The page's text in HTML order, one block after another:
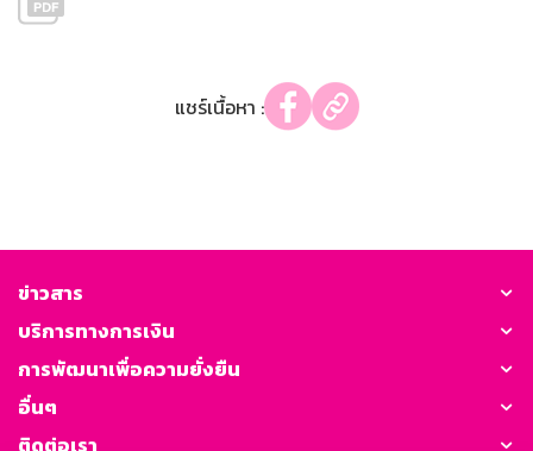
แชร์เนื้อหา :
ข่าวสาร
บริการทางการเงิน
การพัฒนาเพื่อความยั่งยืน
อื่นๆ